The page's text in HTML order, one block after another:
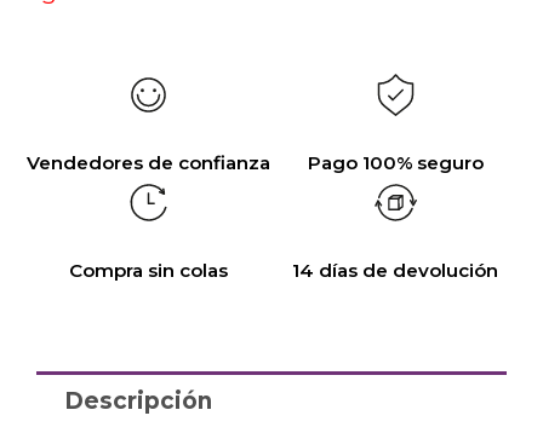
Vendedores de confianza Pago 100% seguro
Compra sin colas 14 días de devolución
Descripción